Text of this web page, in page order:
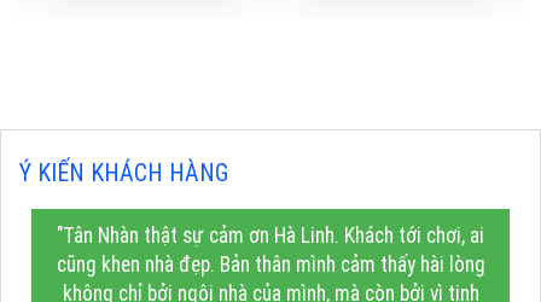
Ý KIẾN KHÁCH HÀNG
"Tân Nhàn thật sự cảm ơn Hà Linh. Khách tới chơi, ai
cũng khen nhà đẹp. Bản thân mình cảm thấy hài lòng
không chỉ bởi ngôi nhà của mình, mà còn bởi vì tinh